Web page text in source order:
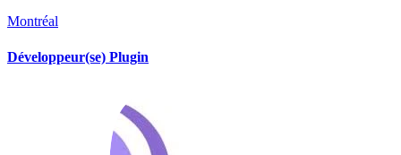
Montréal
Développeur(se) Plugin